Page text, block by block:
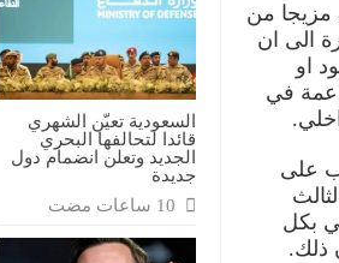
السعودية تعيّن الشهري
قائدا لتحالفها البحري
الجديد وتعلن انضمام دول
جديدة
مزيجا من
الى ان
او
في
على
بكل
ذلك.